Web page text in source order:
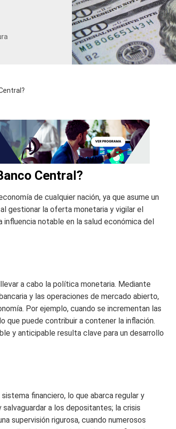
Central?
de cualquier nación, ya que asume un
gestionar la oferta monetaria y vigilar el
notable en la salud económica del
a cabo la política monetaria. Mediante
y las operaciones de mercado abierto,
Por ejemplo, cuando se incrementan las
que puede contribuir a contener la inflación.
y anticipable resulta clave para un desarrollo
financiero, lo que abarca regular y
a los depositantes; la crisis
supervisión rigurosa, cuando numerosos